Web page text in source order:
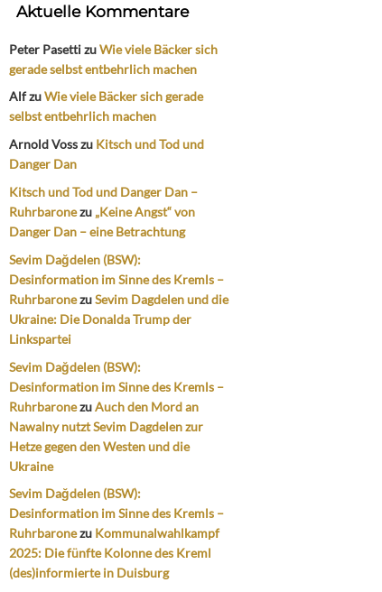
Aktuelle Kommentare
Peter PasettizuWie viele Bäcker sich
gerade selbst entbehrlich machen
AlfzuWie viele Bäcker sich gerade
selbst entbehrlich machen
Arnold Vosszu Kitsch und Tod und
Danger Dan
Kitsch und Tod und Danger Dan –
Ruhrbaronezu „Keine Angst“ von
Danger Dan – eine Betrachtung
Sevim Dağdelen (BSW):
Desinformation im Sinne des Kremls –
RuhrbaronezuSevim Dagdelen und die
Ukraine: Die Donalda Trump der
Linkspartei
Sevim Dağdelen (BSW):
Desinformation im Sinne des Kremls –
RuhrbaronezuAuch den Mord an
Nawalny nutzt Sevim Dagdelen zur
Hetze gegen den Westen und die
Ukraine
Sevim Dağdelen (BSW):
Desinformation im Sinne des Kremls –
Ruhrbaronezu Kommunalwahlkampf
2025: Die fünfte Kolonne des Kreml
(des)informierte in Duisburg